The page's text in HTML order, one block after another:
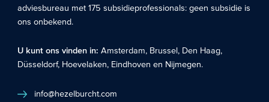
adviesbureau met 175 subsidieprofessionals: geen subsidie is
ons onbekend.
U kunt ons vinden in:Amsterdam, Brussel, Den Haag,
Düsseldorf, Hoevelaken, Eindhoven en Nijmegen.
info@hezelburcht.com